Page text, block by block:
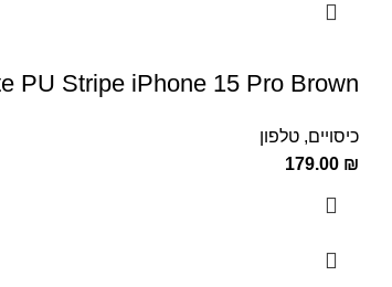
PU Stripe iPhone 15 Pro Brown
כיסויים, טלפון
179.00 ₪